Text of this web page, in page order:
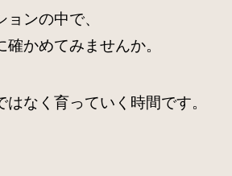
ンの中で、
かめてみませんか。
なく育っていく時間です。